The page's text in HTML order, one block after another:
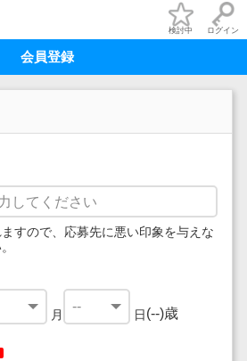
検討中 ログイン
会員登録
すので、応募先に悪い印象を与えな
月 日(--)歳